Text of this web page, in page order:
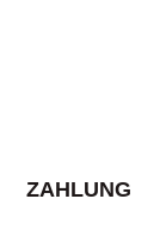
ZAHLUNG